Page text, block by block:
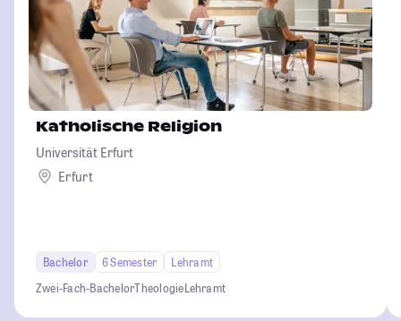
Katholische Religion
Universität Erfurt
Erfurt
Bachelor 6 Semester
Lehramt
Zwei-Fach-BachelorTheologieLehramt